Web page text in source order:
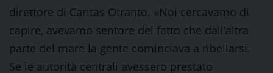
direttore di Caritas Otranto. «Noi cercavamo di
capire, avevamo sentore del fatto che dall’altra
parte del mare la gente cominciava a ribellarsi.
Se le autorità centrali avessero prestato